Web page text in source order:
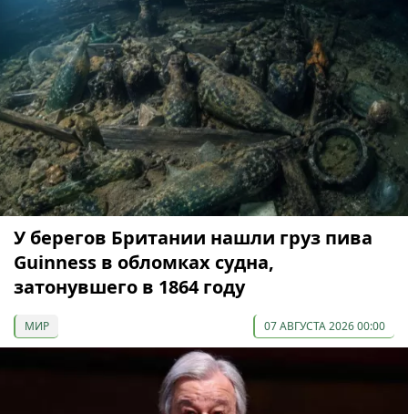
У берегов Британии нашли груз пива
Guinness в обломках судна,
затонувшего в 1864 году
МИР 07 АВГУСТА 2026 00:00